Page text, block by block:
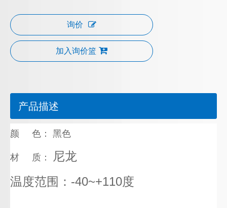
询价
加入询价篮
产品描述
颜 色： 黑色
材 质：
尼龙
温度范围：-40~+110度